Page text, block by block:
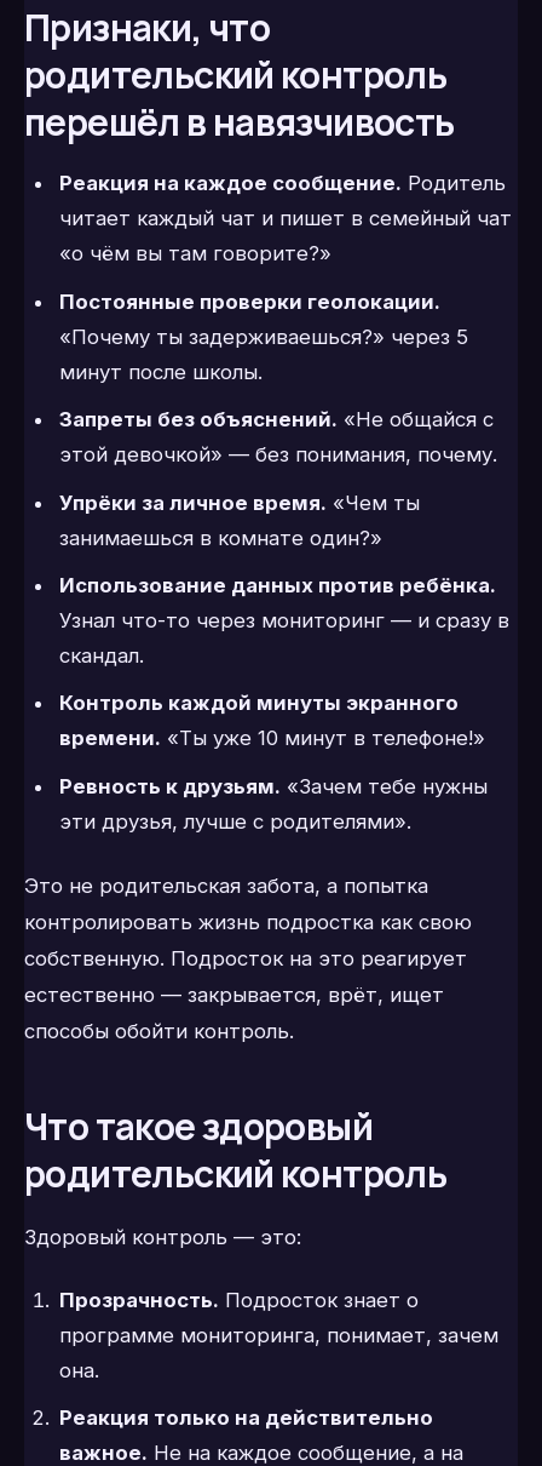
Признаки, что
родительский контроль
перешёл в навязчивость
Реакция на каждое сообщение. Родитель
читает каждый чат и пишет в семейный чат
«о чём вы там говорите?»
Постоянные проверки геолокации.
«Почему ты задерживаешься?» через 5
минут после школы.
Запреты без объяснений. «Не общайся с
этой девочкой» — без понимания, почему.
Упрёки за личное время. «Чем ты
занимаешься в комнате один?»
Использование данных против ребёнка.
Узнал что-то через мониторинг — и сразу в
скандал.
Контроль каждой минуты экранного
времени. «Ты уже 10 минут в телефоне!»
Ревность к друзьям. «Зачем тебе нужны
эти друзья, лучше с родителями».
Это не родительская забота, а попытка
контролировать жизнь подростка как свою
собственную. Подросток на это реагирует
естественно — закрывается, врёт, ищет
способы обойти контроль.
Что такое здоровый
родительский контроль
Здоровый контроль — это:
Прозрачность. Подросток знает о
программе мониторинга, понимает, зачем
она.
Реакция только на действительно
важное. Не на каждое сообщение, а на